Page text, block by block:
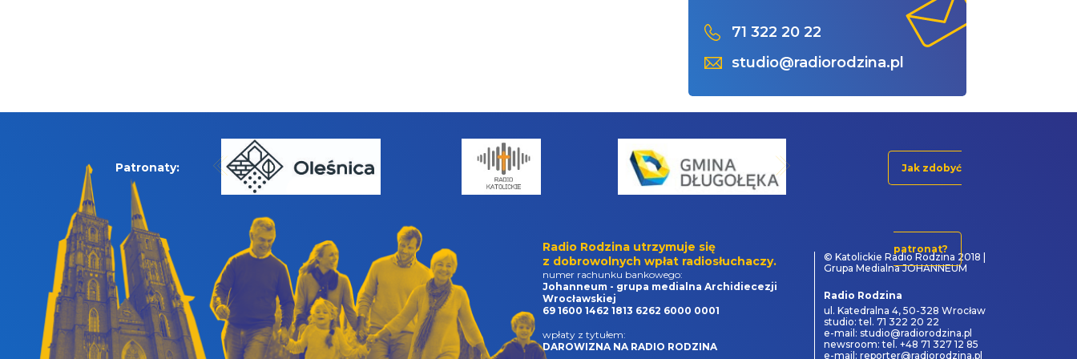
71 322 20 22
studio@radiorodzina.pl
Patronaty: Jak zdobyć
patronat?
Radio Rodzina utrzymuje się
z dobrowolnych wpłat radiosłuchaczy.
numer rachunku bankowego:
Johanneum - grupa medialna Archidiecezji
Wrocławskiej
69 1600 1462 1813 6262 6000 0001
wpłaty z tytułem:
DAROWIZNA NA RADIO RODZINA
© Katolickie Radio Rodzina 2018 |
Grupa Medialna JOHANNEUM
Radio Rodzina
ul. Katedralna 4, 50-328 Wrocław
studio: tel. 71 322 20 22
e-mail: studio@radiorodzina.pl
newsroom: tel. +48 71 327 12 85
e-mail: reporter@radiorodzina.pl